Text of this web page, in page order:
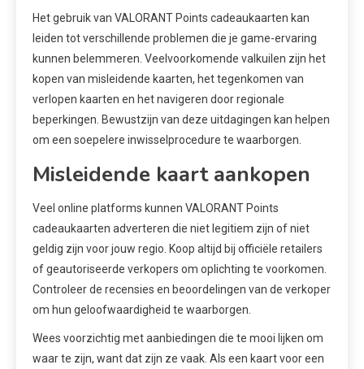
Het gebruik van VALORANT Points cadeaukaarten kan
leiden tot verschillende problemen die je game-ervaring
kunnen belemmeren. Veelvoorkomende valkuilen zijn het
kopen van misleidende kaarten, het tegenkomen van
verlopen kaarten en het navigeren door regionale
beperkingen. Bewustzijn van deze uitdagingen kan helpen
om een soepelere inwisselprocedure te waarborgen.
Misleidende kaart aankopen
Veel online platforms kunnen VALORANT Points
cadeaukaarten adverteren die niet legitiem zijn of niet
geldig zijn voor jouw regio. Koop altijd bij officiële retailers
of geautoriseerde verkopers om oplichting te voorkomen.
Controleer de recensies en beoordelingen van de verkoper
om hun geloofwaardigheid te waarborgen.
Wees voorzichtig met aanbiedingen die te mooi lijken om
waar te zijn, want dat zijn ze vaak. Als een kaart voor een